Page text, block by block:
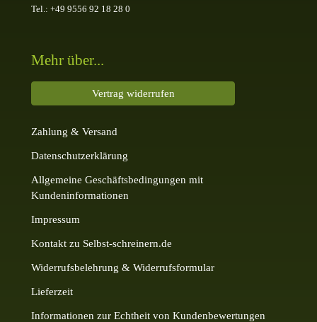
Tel.: +49 9556 92 18 28 0
Mehr über...
Vertrag widerrufen
Zahlung & Versand
Datenschutzerklärung
Allgemeine Geschäftsbedingungen mit
Kundeninformationen
Impressum
Kontakt zu Selbst-schreinern.de
Widerrufsbelehrung & Widerrufsformular
Lieferzeit
Informationen zur Echtheit von Kundenbewertungen